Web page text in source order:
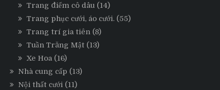
Trang điểm cô dâu (14)
Trang phục cưới, áo cưới. (55)
Trang trí gia tiên (8)
Tuần Trăng Mật (13)
Xe Hoa (16)
Nhà cung cấp (13)
Nội thất cưới (11)